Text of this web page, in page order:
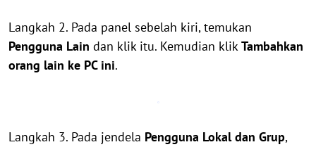
Langkah 2. Pada panel sebelah kiri, temukan
Pengguna Lain dan klik itu. Kemudian klikTambahkan
orang lain ke PC ini.
Langkah 3. Pada jendela Pengguna Lokal dan Grup,